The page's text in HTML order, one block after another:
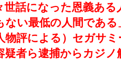
世話になった恩義あ
ない最低の人間であ
物評による）セガサ
疑者ら逮捕からカジ